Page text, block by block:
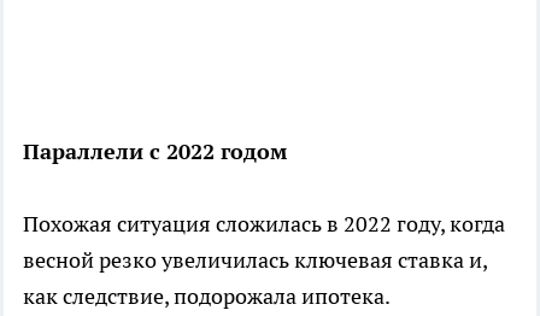
Параллели с 2022 годом
Похожая ситуация сложилась в 2022 году, когда
весной резко увеличилась ключевая ставка и,
как следствие, подорожала ипотека.